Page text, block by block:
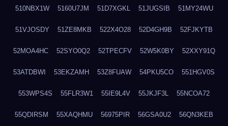
510NBX1W 5160U7JM 51D7XGKL 51JUGSIB 51MY24WU
51VJOSDY 51ZE8MKB 522X4O28 52D4GH9B 52FJKYTB
52MOA4HC 52SYO0Q2 52TPECFV 52W5K0BY 52XXY91Q
53ATDBWI 53EKZAMH 53Z8FUAW 54PKU5CO 551HGV0S
553WPS4S 55FLR3W1 55IE9L4V 55JKJF3L 55NCOA72
55QDIRSM 55XAQHMU 56975PIR 56GSA0U2 56QN3KEB